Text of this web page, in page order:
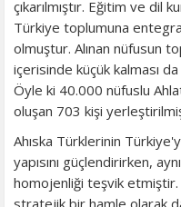
çıkarılmıştır. Eğitim ve dil
Türkiye toplumuna
olmuştur. Alınan nüfusun
içerisinde küçük kalması
Öyle ki 40.000 nüfuslu
oluşan 703 kişi
Ahıska Türklerinin
yapısını güçlendirirken,
homojenliği teşvik etmiştir.